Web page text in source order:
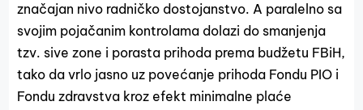
značajan nivo radničko dostojanstvo. A paralelno sa
svojim pojačanim kontrolama dolazi do smanjenja
tzv. sive zone i porasta prihoda prema budžetu FBiH,
tako da vrlo jasno uz povećanje prihoda Fondu PIO i
Fondu zdravstva kroz efekt minimalne plaće